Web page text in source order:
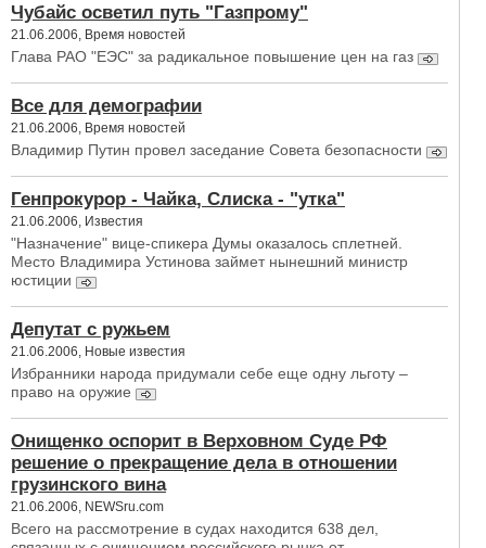
Чубайс осветил путь "Газпрому"
21.06.2006, Время новостей
Глава РАО "ЕЭС" за радикальное повышение цен на газ
Все для демографии
21.06.2006, Время новостей
Владимир Путин провел заседание Совета безопасности
Генпрокурор - Чайка, Слиска - "утка"
21.06.2006, Известия
"Назначение" вице-спикера Думы оказалось сплетней.
Место Владимира Устинова займет нынешний министр
юстиции
Депутат с ружьем
21.06.2006, Новые известия
Избранники народа придумали себе еще одну льготу –
право на оружие
Онищенко оспорит в Верховном Суде РФ
решение о прекращение дела в отношении
грузинского вина
21.06.2006, NEWSru.com
Всего на рассмотрение в судах находится 638 дел,